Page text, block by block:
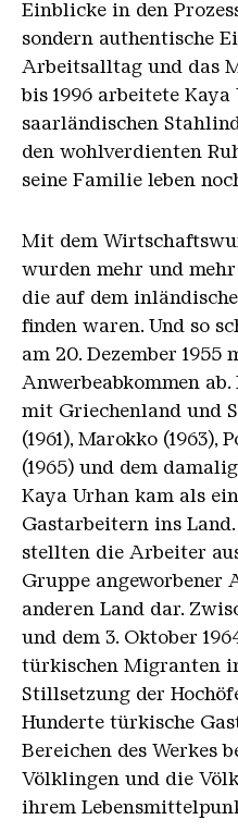
Einblicke in den
sondern authentische
Arbeitsalltag und das
bis 1996 arbeitete
saarländischen
den wohlverdienten
seine Familie leben
Mit dem
wurden mehr und
die auf dem
finden waren. Und so
am 20. Dezember
Anwerbeabkommen
mit Griechenland und
(1961), Marokko (1963),
(1965) und dem
Kaya Urhan kam als
Gastarbeitern ins
stellten die Arbeiter
Gruppe angeworbener
anderen Land dar.
und dem 3. Oktober
türkischen Migranten
Stillsetzung der
Hunderte türkische
Bereichen des Werkes
Völklingen und die
ihrem